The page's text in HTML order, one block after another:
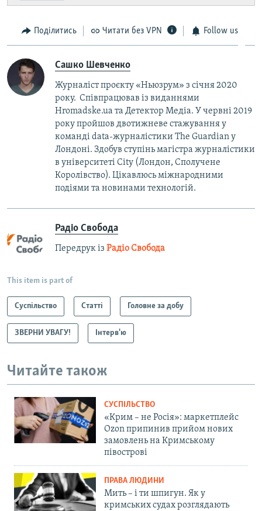
Поділитись Читати без VPN Follow us
Сашко Шевченко
Журналіст проєкту «Ньюзрум» з січня 2020
року. Співпрацював із виданнями
Hromadske.ua та Детектор Медіа. У червні 2019
року пройшов двотижневе стажування у
команді data-журналістики The Guardian у
Лондоні. Здобув ступінь магістра журналістики
в університеті City (Лондон, Сполучене
Королівство). Цікавлюсь міжнародними
подіями та новинами технологій.
Радіо Свобода
Передрук із Радіо Свобода
This item is part of
Суспільство Статті Головне за добу
ЗВЕРНИ УВАГУ! Інтерв'ю
Читайте також
СУСПІЛЬСТВО
«Крим – не Росія»: маркетплейс
Ozon припинив прийом нових
замовлень на Кримському
півострові
ПРАВА ЛЮДИНИ
Мить – і ти шпигун. Як у
кримських судах розглядають